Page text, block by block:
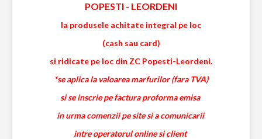
POPESTI - LEORDENI
la produsele achitate integral pe loc
(cash sau card)
si ridicate pe loc din ZC Popesti-Leordeni.
*se aplica la valoarea marfurilor (fara TVA)
si se inscrie pe factura proforma emisa
in urma comenzii pe site si a comunicarii
intre operatorul online si client